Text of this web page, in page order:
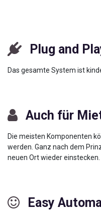
Plug and
Das gesamte System ist
Auch für
Die meisten Komponenten
werden. Ganz nach dem
neuen Ort wieder einstecken.
Easy